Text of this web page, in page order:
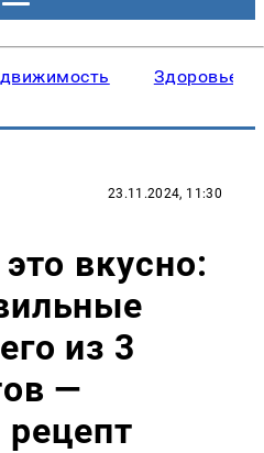
Здоровье
23.11.2024, 11:30
вкусно:
из 3
—